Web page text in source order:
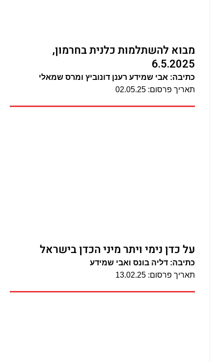
מבוא להשתלמות כלנית בחרמון,
6.5.2025
כתיבה: אבי שמידע רענן דונוביץ ומרס שמאלי
תאריך פרסום: 02.05.25
על כדן נימי ויתר מיני הכדן בישראל
כתיבה: דליה בונס ואבי שמידע
תאריך פרסום: 13.02.25